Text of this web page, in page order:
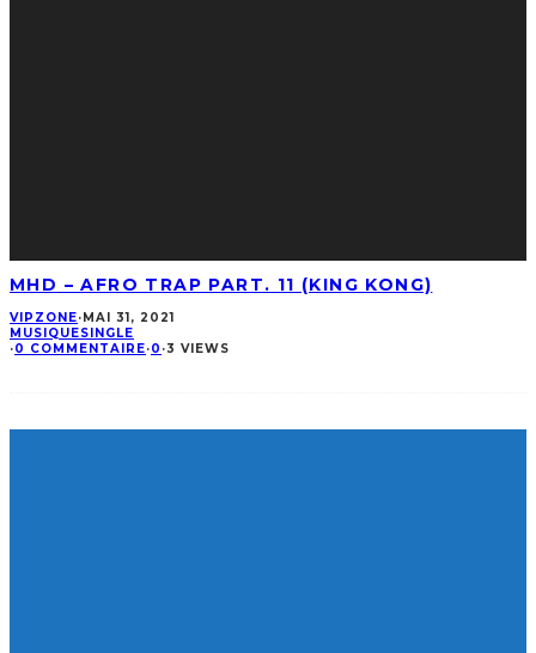
MHD – AFRO TRAP PART. 11 (KING KONG)
VIPZONE· MAI 31, 2021
MUSIQUESINGLE
·0 COMMENTAIRE·0 ·3 VIEWS